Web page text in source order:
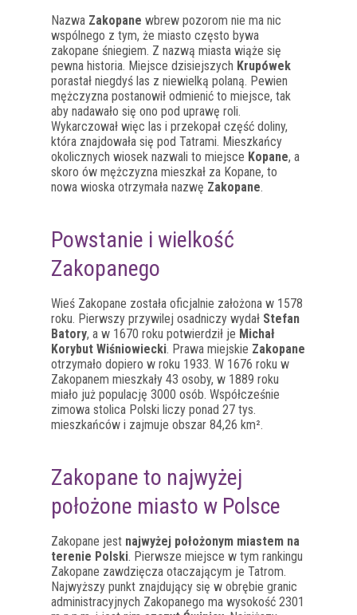
Nazwa Zakopane wbrew pozorom nie ma nic
wspólnego z tym, że miasto często bywa
zakopane śniegiem. Z nazwą miasta wiąże się
pewna historia. Miejsce dzisiejszych Krupówek
porastał niegdyś las z niewielką polaną. Pewien
mężczyzna postanowił odmienić to miejsce, tak
aby nadawało się ono pod uprawę roli.
Wykarczował więc las i przekopał część doliny,
która znajdowała się pod Tatrami. Mieszkańcy
okolicznych wiosek nazwali to miejsce Kopane, a
skoro ów mężczyzna mieszkał za Kopane, to
nowa wioska otrzymała nazwę Zakopane.
Powstanie i wielkość
Zakopanego
Wieś Zakopane została oficjalnie założona w 1578
roku. Pierwszy przywilej osadniczy wydał Stefan
Batory, a w 1670 roku potwierdził je Michał
Korybut Wiśniowiecki. Prawa miejskie Zakopane
otrzymało dopiero w roku 1933. W 1676 roku w
Zakopanem mieszkały 43 osoby, w 1889 roku
miało już populację 3000 osób. Współcześnie
zimowa stolica Polski liczy ponad 27 tys.
mieszkańców i zajmuje obszar 84,26 km².
Zakopane to najwyżej
położone miasto w Polsce
Zakopane jest najwyżej położonym miastem na
terenie Polski. Pierwsze miejsce w tym rankingu
Zakopane zawdzięcza otaczającym je Tatrom.
Najwyższy punkt znajdujący się w obrębie granic
administracyjnych Zakopanego ma wysokość 2301